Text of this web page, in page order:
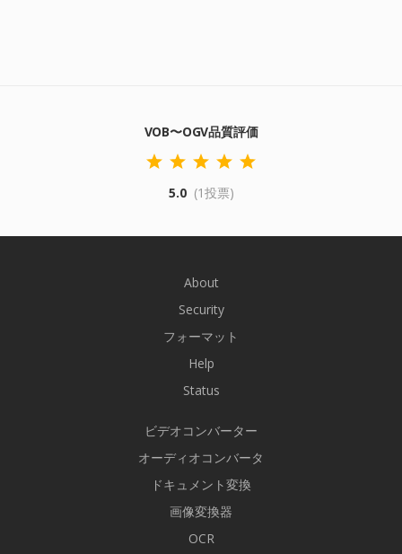
VOB〜OGV品質評価
5.0 (1投票)
About
Security
フォーマット
Help
Status
ビデオコンバーター
オーディオコンバータ
ドキュメント変換
画像変換器
OCR